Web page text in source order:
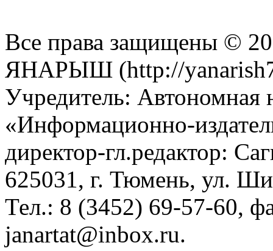
Все права защищены ©
ЯНАРЫШ (http://
Учредитель: Автономная
«Информационно-
директор-гл.редактор:
625031, г. Тюмень, ул.
Тел.: 8 (3452) 69-57-60,
janartat@inbox.ru.